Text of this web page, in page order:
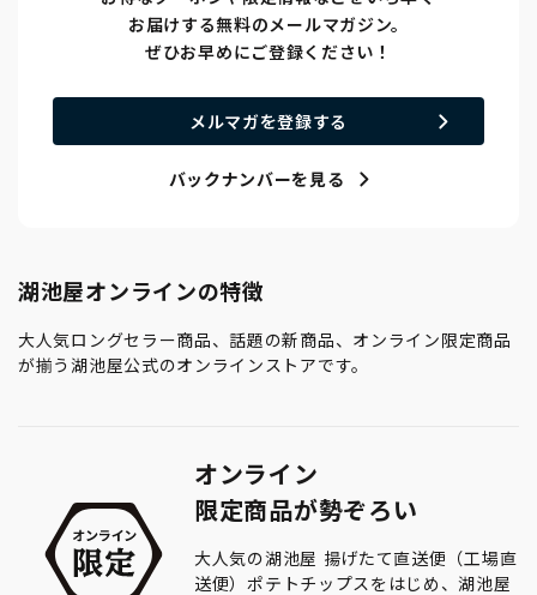
お届けする無料のメールマガジン。
ぜひお早めにご登録ください！
メルマガを登録する
バックナンバーを見る
湖池屋オンラインの特徴
大人気ロングセラー商品、話題の新商品、オンライン限定商品
が揃う湖池屋公式のオンラインストアです。
オンライン
限定商品が勢ぞろい
大人気の湖池屋 揚げたて直送便（工場直
送便）ポテトチップスをはじめ、湖池屋